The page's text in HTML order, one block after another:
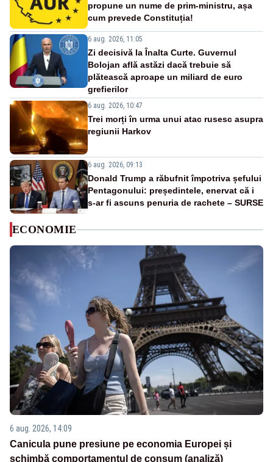
propune un nume de prim-ministru, așa
cum prevede Constituția!
6 aug. 2026, 11:05
Zi decisivă la Înalta Curte. Guvernul
Bolojan află astăzi dacă trebuie să
plătească aproape un miliard de euro
grefierilor
6 aug. 2026, 10:47
Trei morți în urma unui atac rusesc asupra
regiunii Harkov
6 aug. 2026, 09:13
Donald Trump a răbufnit împotriva șefului
Pentagonului: președintele, enervat că i
s-ar fi ascuns penuria de rachete – SURSE
ECONOMIE
6 aug. 2026, 14:09
Canicula pune presiune pe economia Europei și
schimbă comportamentul de consum (analiză)